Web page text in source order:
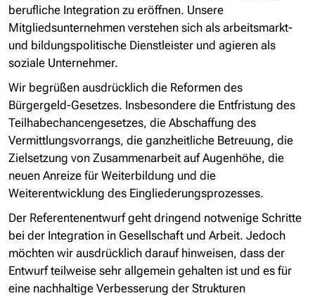
berufliche Integration zu eröffnen. Unsere
Mitgliedsunternehmen verstehen sich als arbeitsmarkt-
und bildungspolitische Dienstleister und agieren als
soziale Unternehmer.
Wir begrüßen ausdrücklich die Reformen des
Bürgergeld-Gesetzes. Insbesondere die Entfristung des
Teilhabechancengesetzes, die Abschaffung des
Vermittlungsvorrangs, die ganzheitliche Betreuung, die
Zielsetzung von Zusammenarbeit auf Augenhöhe, die
neuen Anreize für Weiterbildung und die
Weiterentwicklung des Eingliederungsprozesses.
Der Referentenentwurf geht dringend notwenige Schritte
bei der Integration in Gesellschaft und Arbeit. Jedoch
möchten wir ausdrücklich darauf hinweisen, dass der
Entwurf teilweise sehr allgemein gehalten ist und es für
eine nachhaltige Verbesserung der Strukturen